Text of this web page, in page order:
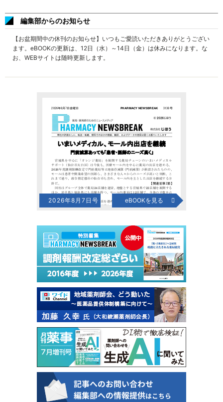
編集部からのお知らせ
【お盆期間中の休刊のお知らせ】いつもご愛読いただきありがとうござい
ます。eBOOKの更新は、12日（水）～14日（金）は休みになります。な
お、WEBサイトは随時更新します。
2026年8月7日号 eBOOKを見る